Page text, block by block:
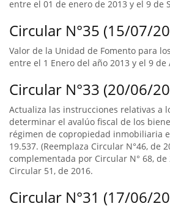
entre el 01 de enero de 2013 y el 9 de
Circular N°35 (15/07/
Valor de la Unidad de Fomento para
entre el 1 Enero del año 2013 y el 9 de
Circular N°33 (20/06/
Actualiza las instrucciones relativas a
determinar el avalúo fiscal de los
régimen de copropiedad inmobiliaria
19.537. (Reemplaza Circular N°46, de
complementada por Circular N° 68,
Circular 51, de 2016.
Circular N°31 (17/06/